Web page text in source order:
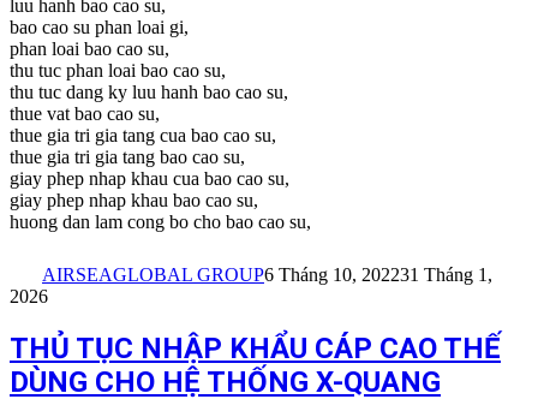
luu hanh bao cao su,
bao cao su phan loai gi,
phan loai bao cao su,
thu tuc phan loai bao cao su,
thu tuc dang ky luu hanh bao cao su,
thue vat bao cao su,
thue gia tri gia tang cua bao cao su,
thue gia tri gia tang bao cao su,
giay phep nhap khau cua bao cao su,
giay phep nhap khau bao cao su,
huong dan lam cong bo cho bao cao su,
AIRSEAGLOBAL GROUP6 Tháng 10, 202231 Tháng 1,
2026
THỦ TỤC NHẬP KHẨU CÁP CAO THẾ
DÙNG CHO HỆ THỐNG X-QUANG